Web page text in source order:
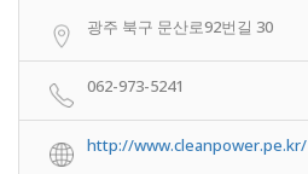
광주 북구 문산로92번길 30
062-973-5241
http://www.cleanpower.pe.kr/